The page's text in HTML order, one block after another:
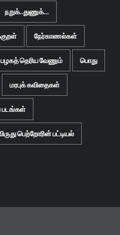
நறுக்..துணுக்...
நேர்காணல்கள்
பழகத் தெரிய வேணும் பொது
மரபுக் கவிதைகள்
பெற்றோரின் பட்டியல்